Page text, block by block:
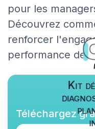
pour les
Découvrez
renforcer
performance des
Kit
Téléchargez